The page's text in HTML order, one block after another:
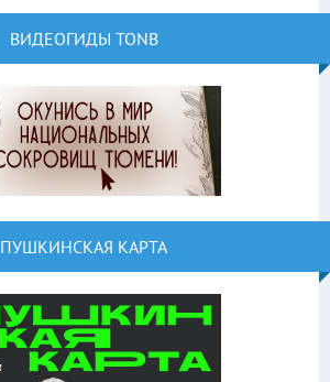
ВИДЕОГИДЫ TONB
ПУШКИНСКАЯ КАРТА